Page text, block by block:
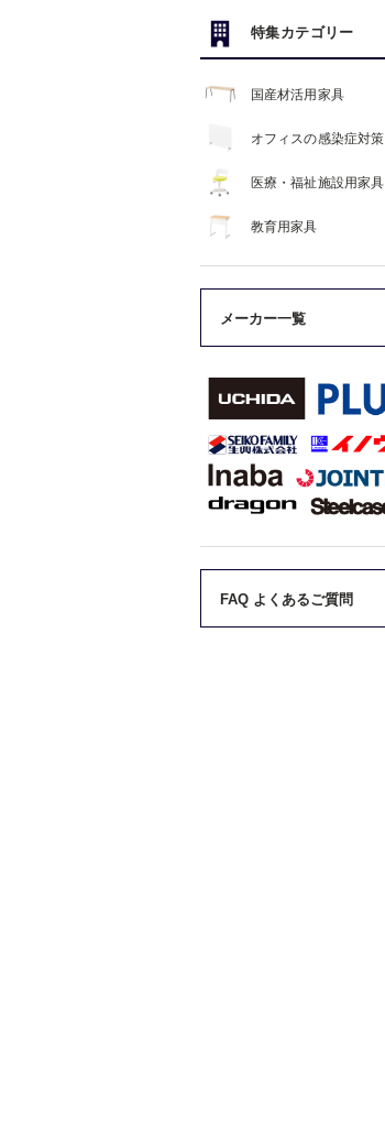
特集カテゴリー
国産材活用家具
オフィスの感染症対策
医療・福祉施設用家具
教育用家具
メーカー一覧
FAQ よくあるご質問